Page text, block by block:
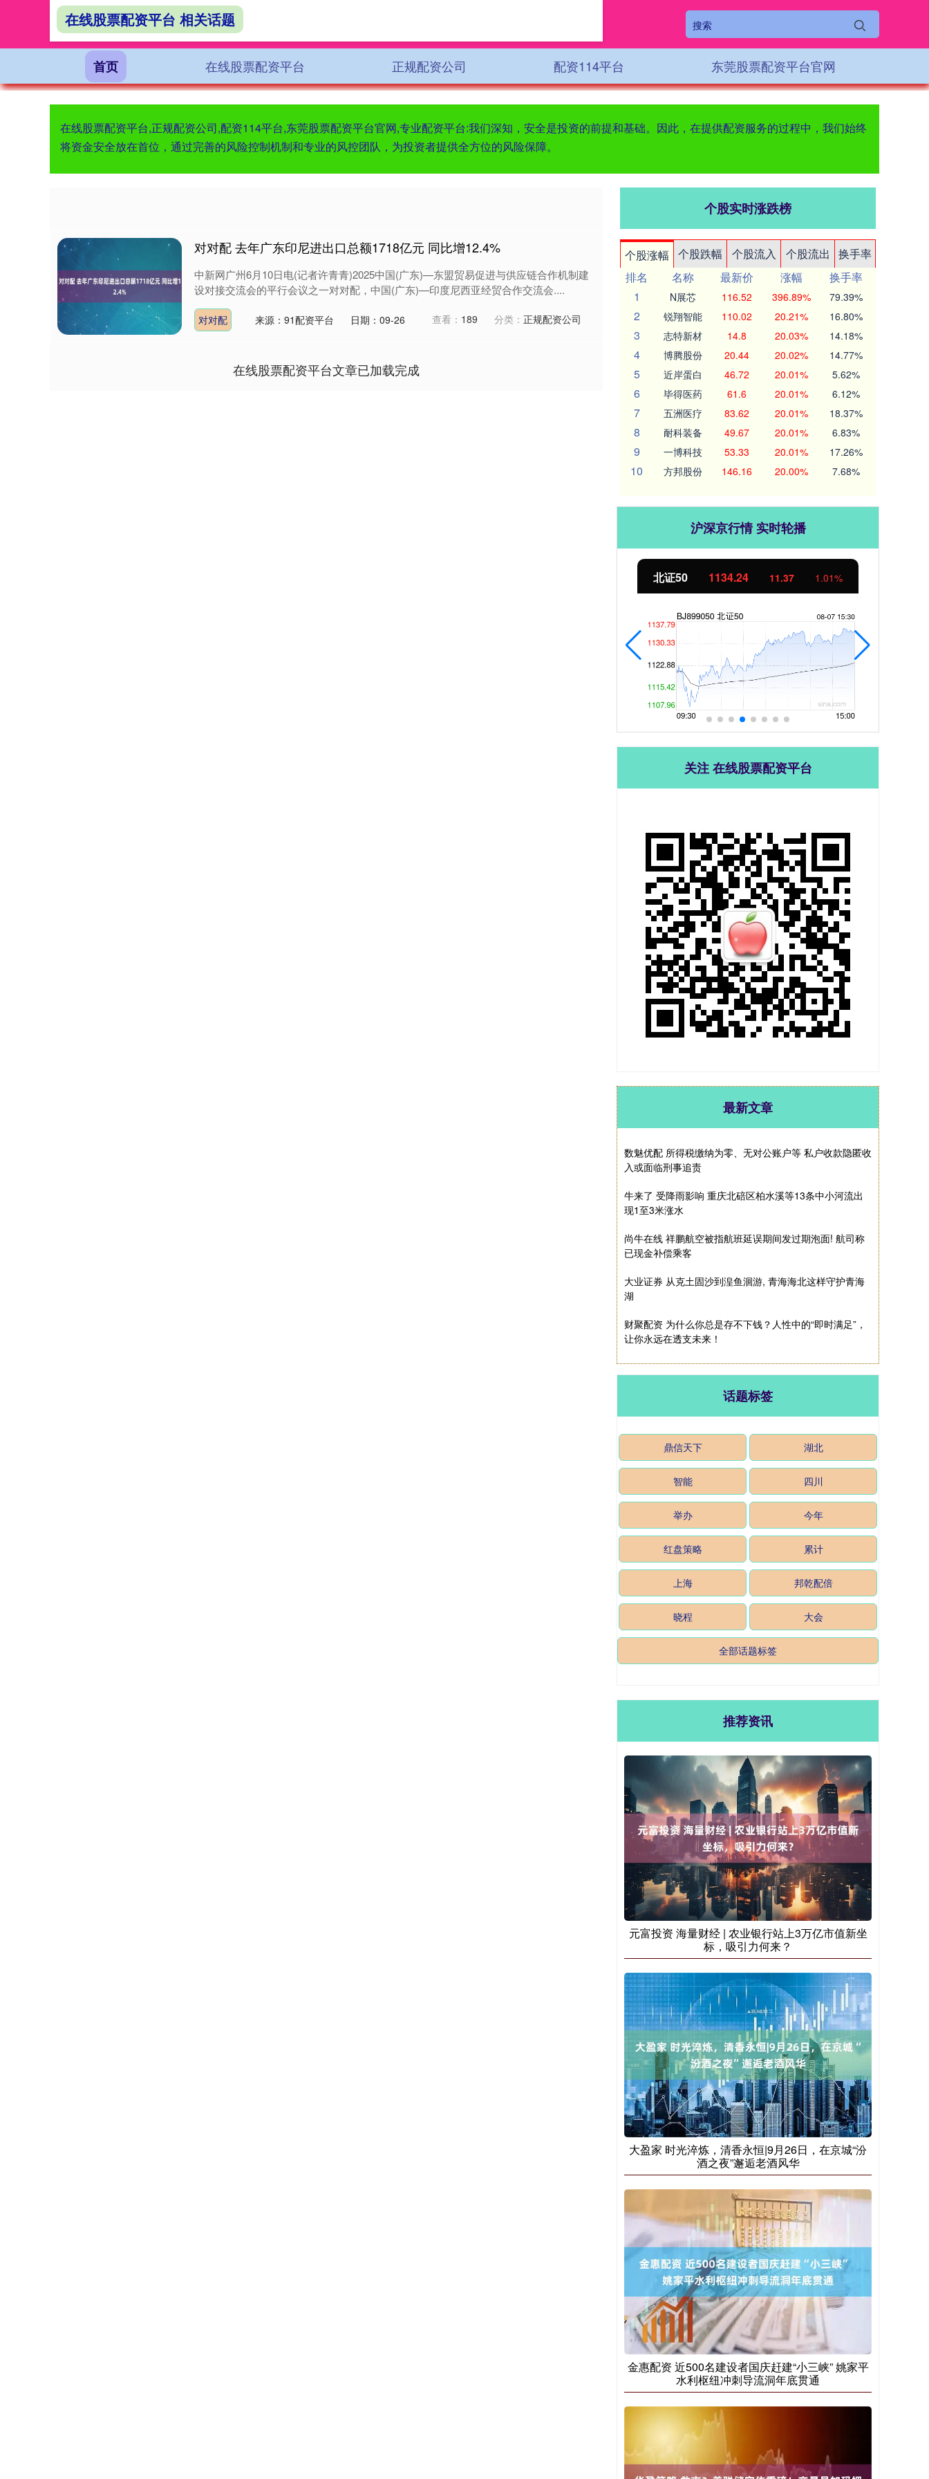
首页 在线股票配资平台 正规配资公司 配资114平台 东莞股票配资平台官网
在线股票配资平台,正规配资公司,配资114平台,东莞股票配资平台官网,专业配资平台:我们深知，安全是投资的前提和基础。因此，在提供配资服务的过程中，我们始终
将资金安全放在首位，通过完善的风险控制机制和专业的风控团队，为投资者提供全方位的风险保障。
在线股票配资平台 相关话题
对对配 去年广东印尼进出口总额1718亿元 同比增12.4%
中新网广州6月10日电(记者许青青)2025中国(广东)—东盟贸易促进与供应链合作机制建
设对接交流会的平行会议之一对对配，中国(广东)—印度尼西亚经贸合作交流会....
对对配 来源：91配资平台 日期：09-26 查看： 189 分类： 正规配资公司
在线股票配资平台文章已加载完成
个股实时涨跌榜
个股涨幅 个股跌幅 个股流入 个股流出
换手率
排名
名称 最新价 涨幅
换手率
1
N展芯 116.52 396.89% 79.39%
2 锐翔智能 110.02 20.21% 16.80%
3 志特新材 14.8 20.03% 14.18%
4 博腾股份 20.44 20.02% 14.77%
5 近岸蛋白 46.72 20.01% 5.62%
6 毕得医药 61.6 20.01% 6.12%
7 五洲医疗 83.62 20.01% 18.37%
8 耐科装备 49.67 20.01% 6.83%
9 一博科技 53.33 20.01% 17.26%
10 方邦股份 146.16 20.00% 7.68%
沪深京行情 实时轮播
北证50 1134.24 11.37 1.01%
关注 在线股票配资平台
最新文章
数魅优配 所得税缴纳为零、无对公账户等 私户收款隐匿收
入或面临刑事追责
牛来了 受降雨影响 重庆北碚区柏水溪等13条中小河流出
现1至3米涨水
尚牛在线 祥鹏航空被指航班延误期间发过期泡面! 航司称
已现金补偿乘客
大业证券 从克土固沙到湟鱼洄游, 青海海北这样守护青海
湖
财聚配资 为什么你总是存不下钱？人性中的“即时满足”，
让你永远在透支未来！
话题标签
鼎信天下 湖北
智能 四川
举办 今年
红盘策略 累计
上海 邦乾配倍
晓程 大会
全部话题标签
推荐资讯
元富投资 海量财经 | 农业银行站上3万亿市值新坐
标，吸引力何来？
大盈家 时光淬炼，清香永恒|9月26日，在京城“汾
酒之夜”邂逅老酒风华
金惠配资 近500名建设者国庆赶建“小三峡” 姚家平
水利枢纽冲刺导流洞年底贯通